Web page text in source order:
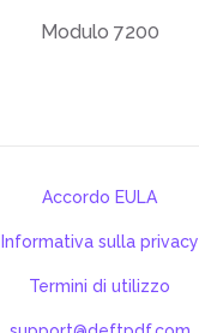
Modulo 7200
Accordo EULA
Informativa sulla privacy
Termini di utilizzo